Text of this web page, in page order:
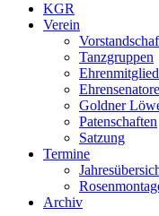
KGR
Verein
Tanzgruppen
Goldner
Patenschaften
Satzung
Termine
Archiv